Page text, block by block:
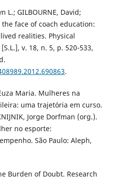
L.; GILBOURNE, David;
the face of coach education:
realities. Physical
v. 18, n. 5, p. 520-533,
.
Maria. Mulheres na
uma trajetória em curso.
Jorge Dorfman (org.).
no esporte:
São Paulo: Aleph,
Burden of Doubt. Research